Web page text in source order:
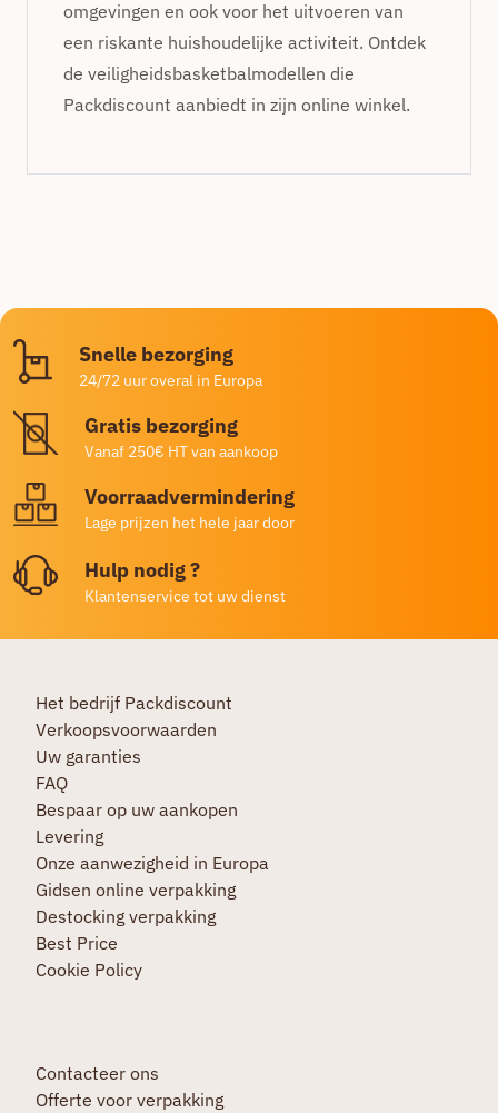
omgevingen en ook voor het uitvoeren van
een riskante huishoudelijke activiteit. Ontdek
de veiligheidsbasketbalmodellen die
Packdiscount aanbiedt in zijn online winkel.
Snelle bezorging
24/72 uur overal in Europa
Gratis bezorging
Vanaf 250€ HT van aankoop
Voorraadvermindering
Lage prijzen het hele jaar door
Hulp nodig ?
Klantenservice tot uw dienst
Het bedrijf Packdiscount
Verkoopsvoorwaarden
Uw garanties
FAQ
Bespaar op uw aankopen
Levering
Onze aanwezigheid in Europa
Gidsen online verpakking
Destocking verpakking
Best Price
Cookie Policy
Contacteer ons
Offerte voor verpakking